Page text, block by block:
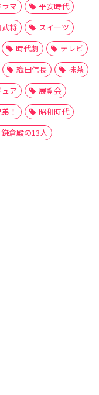
マ
平安時代
将
スイーツ
時代劇
テレビ
織田信長
抹茶
ア
展覧会
！
昭和時代
鎌倉殿の13人